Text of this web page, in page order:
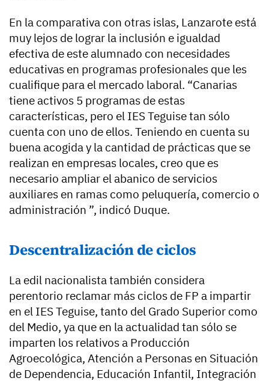
En la comparativa con otras islas, Lanzarote está
muy lejos de lograr la inclusión e igualdad
efectiva de este alumnado con necesidades
educativas en programas profesionales que les
cualifique para el mercado laboral. “Canarias
tiene activos 5 programas de estas
características, pero el IES Teguise tan sólo
cuenta con uno de ellos. Teniendo en cuenta su
buena acogida y la cantidad de prácticas que se
realizan en empresas locales, creo que es
necesario ampliar el abanico de servicios
auxiliares en ramas como peluquería, comercio o
administración ”, indicó Duque.
Descentralización de ciclos
La edil nacionalista también considera
perentorio reclamar más ciclos de FP a impartir
en el IES Teguise, tanto del Grado Superior como
del Medio, ya que en la actualidad tan sólo se
imparten los relativos a Producción
Agroecológica, Atención a Personas en Situación
de Dependencia, Educación Infantil, Integración